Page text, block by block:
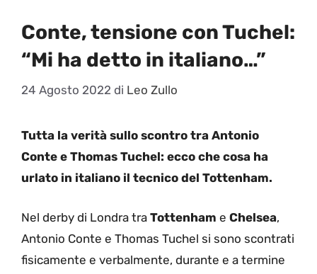
Conte, tensione con Tuchel:
“Mi ha detto in italiano…”
24 Agosto 2022 di Leo Zullo
Tutta la verità sullo scontro tra Antonio
Conte e Thomas Tuchel: ecco che cosa ha
urlato in italiano il tecnico del Tottenham.
Nel derby di Londra tra Tottenham e Chelsea,
Antonio Conte e Thomas Tuchel si sono scontrati
fisicamente e verbalmente, durante e a termine